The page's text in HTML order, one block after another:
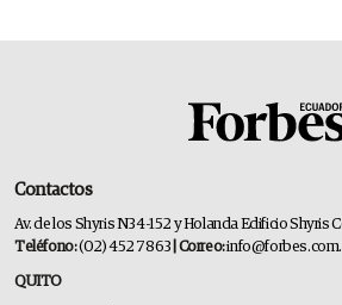
Contactos
Av. de los Shyris N34-152 y Holanda Edificio Shyris
Teléfono:(02) 452 7863 | Correo:
QUITO